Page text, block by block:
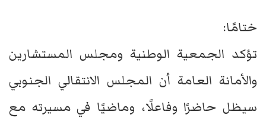
ختامًا:
تؤكد الجمعية الوطنية ومجلس المستشارين
والأمانة العامة أن المجلس الانتقالي الجنوبي
سيظل حاضرًا وفاعلًا، وماضيًا في مسيرته مع